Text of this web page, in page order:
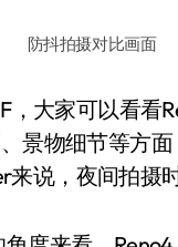
防抖拍摄对比画面
家可以看看
景物细节等方
说，夜间拍摄